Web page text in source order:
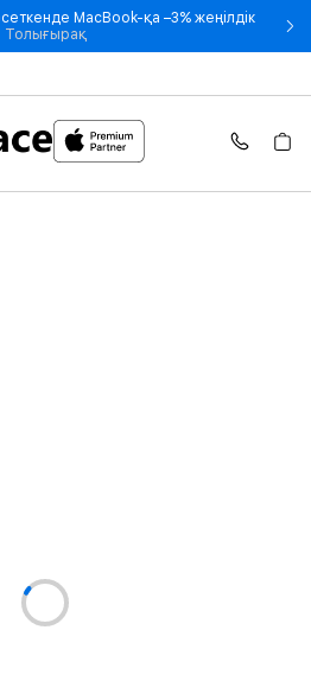
MacBook-қа –3% жеңілдік
Толығырақ- Студенттік билетті